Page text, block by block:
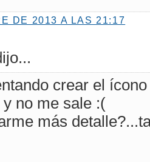
DE 2013 A LAS 21:17
crear el
no me sale :(
más